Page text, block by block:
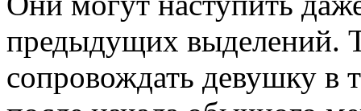
предыдущих выделений.
сопровождать девушку в